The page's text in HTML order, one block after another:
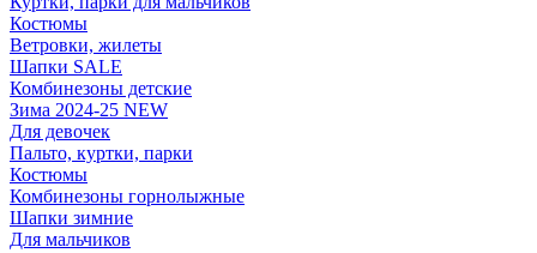
Костюмы
Ветровки, жилеты
Шапки SALE
Комбинезоны детские
Зима 2024-25 NEW
Для девочек
Пальто, куртки, парки
Костюмы
Комбинезоны горнолыжные
Шапки зимние
Для мальчиков